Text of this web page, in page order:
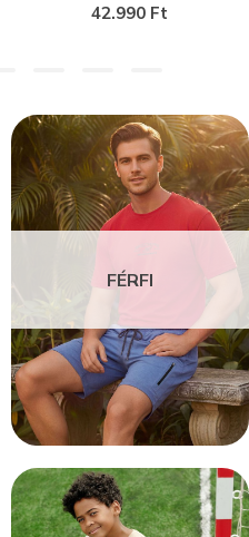
42.990 Ft
FÉRFI